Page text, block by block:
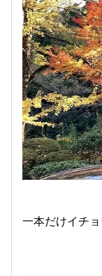
一本だけイチョ